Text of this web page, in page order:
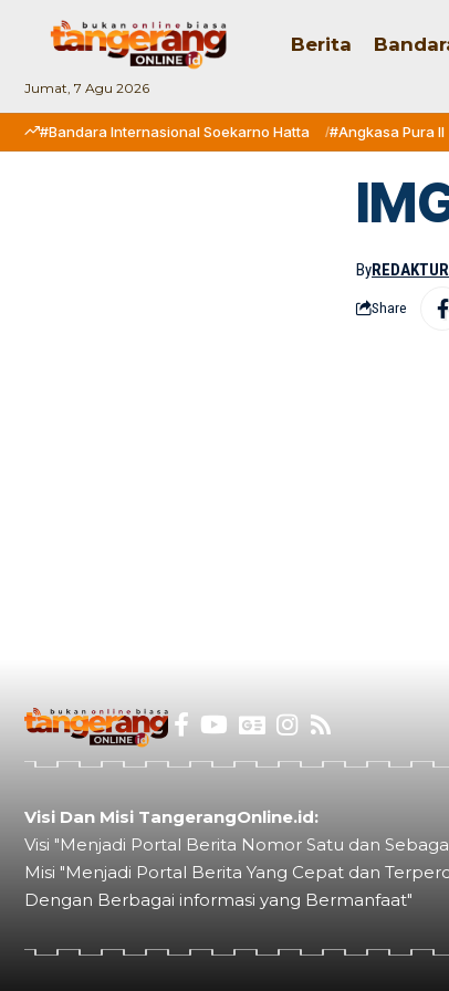
Jumat, 7 Agu 2026
Berita
#Bandara Internasional Soekarno Hatta #Angkasa Pura II
ByREDAKTUR
Share
Visi Dan Misi TangerangOnline.id:
Visi "Menjadi Portal Berita Nomor Satu dan
Misi "Menjadi Portal Berita Yang Cepat dan
Dengan Berbagai informasi yang Bermanfaat"